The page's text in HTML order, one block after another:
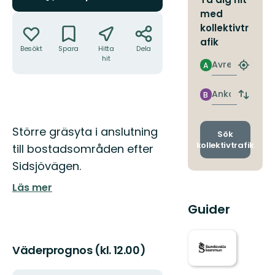
Besökt Spara
Hitta
hit
Dela
Beskrivning
Större gräsyta i anslutning
till bostadsområden efter
Sidsjövägen.
Läs mer
Väderprognos (kl. 12.00)
med
kollektivtr
afik
Avresa
A
Hitta
Ankomst
B
Byt
och
Sök
kollektivtrafik
Guider